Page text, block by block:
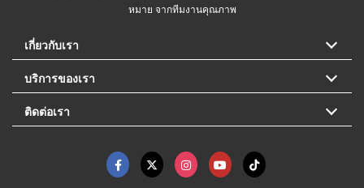
หมาย จากทีมงานคุณภาพ
เกี่ยวกับเรา
บริการของเรา
ติดต่อเรา